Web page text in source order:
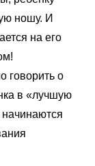
ношу. И
на его
говорить о
в «лучшую
начинаются